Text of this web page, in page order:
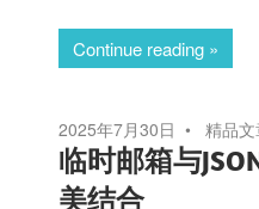
Continue reading
2025年7月30日 精品
临时邮箱与
美结合